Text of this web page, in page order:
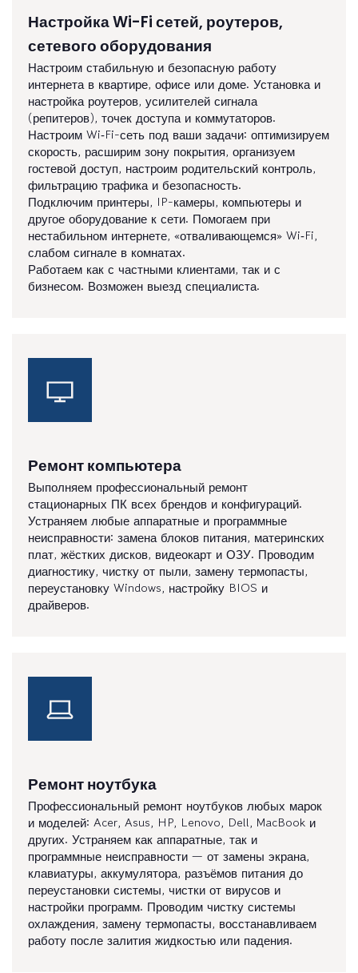
Настройка Wi-Fi сетей, роутеров,
сетевого оборудования
Настроим стабильную и безопасную работу
интернета в квартире, офисе или доме. Установка и
настройка роутеров, усилителей сигнала
(репитеров), точек доступа и коммутаторов.
Настроим Wi‑Fi-сеть под ваши задачи: оптимизируем
скорость, расширим зону покрытия, организуем
гостевой доступ, настроим родительский контроль,
фильтрацию трафика и безопасность.
Подключим принтеры, IP-камеры, компьютеры и
другое оборудование к сети. Помогаем при
нестабильном интернете, «отваливающемся» Wi‑Fi,
слабом сигнале в комнатах.
Работаем как с частными клиентами, так и с
бизнесом. Возможен выезд специалиста.
Ремонт компьютера
Выполняем профессиональный ремонт
стационарных ПК всех брендов и конфигураций.
Устраняем любые аппаратные и программные
неисправности: замена блоков питания, материнских
плат, жёстких дисков, видеокарт и ОЗУ. Проводим
диагностику, чистку от пыли, замену термопасты,
переустановку Windows, настройку BIOS и
драйверов.
Ремонт ноутбука
Профессиональный ремонт ноутбуков любых марок
и моделей: Acer, Asus, HP, Lenovo, Dell, MacBook и
других. Устраняем как аппаратные, так и
программные неисправности — от замены экрана,
клавиатуры, аккумулятора, разъёмов питания до
переустановки системы, чистки от вирусов и
настройки программ. Проводим чистку системы
охлаждения, замену термопасты, восстанавливаем
работу после залития жидкостью или падения.